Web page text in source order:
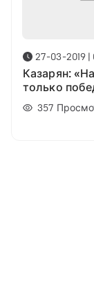
27-03-2019 |
Казарян:
только
357